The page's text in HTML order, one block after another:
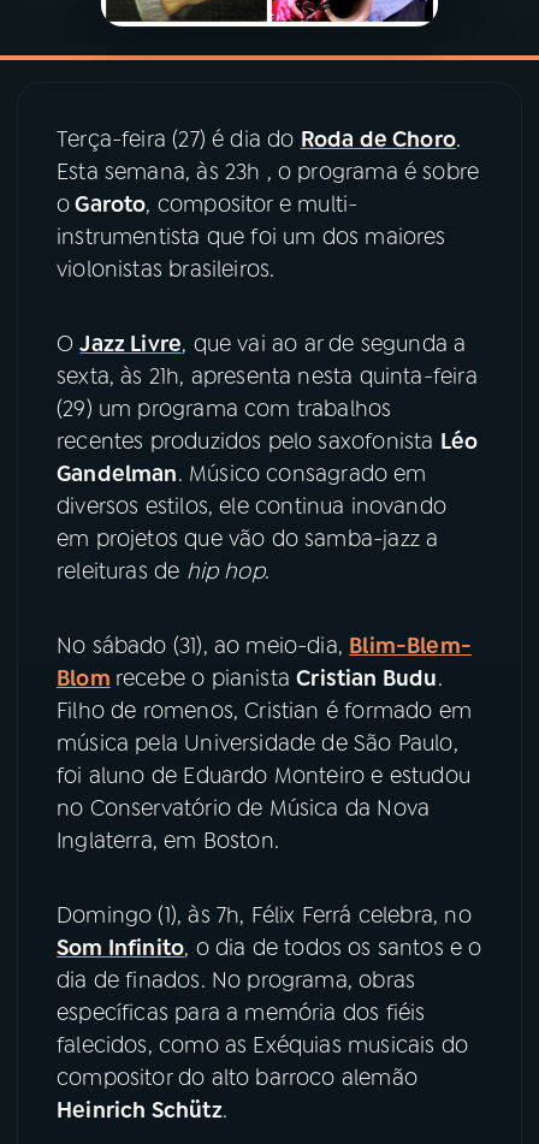
ÚLTIMAS
ACOMPANHE A RÁDIO MEC
YouTube Facebook
TikTok
Terça-feira (27) é dia do Roda de Choro.
Esta semana, às 23h , o programa é sobre
oGaroto, compositor e multi-
instrumentista que foi um dos maiores
violonistas brasileiros.
OJazz Livre, que vai ao ar de segunda a
sexta, às 21h, apresenta nesta quinta-feira
(29) um programa com trabalhos
recentes produzidos pelo saxofonista Léo
Gandelman. Músico consagrado em
diversos estilos, ele continua inovando
em projetos que vão do samba-jazz a
releituras de hip hop.
No sábado (31), ao meio-dia, Blim-Blem-
Blom recebe o pianistaCristian Budu.
Filho de romenos, Cristian é formado em
música pela Universidade de São Paulo,
foi aluno de Eduardo Monteiro e estudou
no Conservatório de Música da Nova
Inglaterra, em Boston.
Domingo (1), às 7h, Félix Ferrá celebra, no
Som Infinito, o dia de todos os santos e o
dia de finados. No programa, obras
específicas para a memória dos fiéis
falecidos, como as Exéquias musicais do
compositor do alto barroco alemão
Heinrich Schütz.